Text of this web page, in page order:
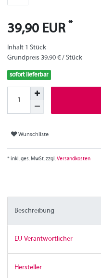
39,90 EUR *
Inhalt 1 Stück
Grundpreis 39,90 € / Stück
sofort lieferbar
Wunschliste
* inkl. ges. MwSt. zzgl.Versandkosten
Beschreibung
EU-Verantwortlicher
Hersteller